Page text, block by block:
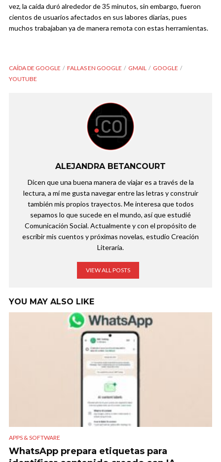
vez, la caída duró alrededor de 35 minutos, sin embargo, fueron
cientos de usuarios afectados en sus labores diarias, pues
muchos trabajaban ya de manera remota con estas herramientas.
CAÍDA DE GOOGLE FALLAS EN GOOGLE GMAIL
GOOGLE
YOUTUBE
ALEJANDRA BETANCOURT
Dicen que una buena manera de viajar es a través de la
lectura, a mí me gusta navegar entre las letras y construir
también mis propios trayectos. Me interesa que todos
sepamos lo que sucede en el mundo, así que estudié
Comunicación Social. Actualmente y con el propósito de
escribir mis cuentos y próximas novelas, estudio Creación
Literaria.
VIEW ALL POSTS
YOU MAY ALSO LIKE
APPS & SOFTWARE
WhatsApp prepara etiquetas para